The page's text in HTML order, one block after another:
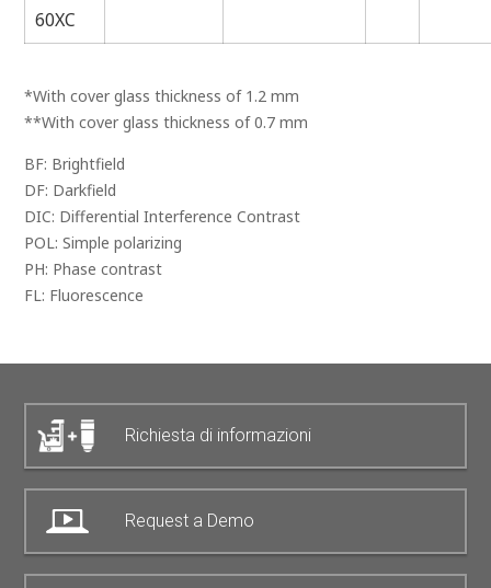
60XC
*With cover glass thickness of 1.2 mm
**With cover glass thickness of 0.7 mm
BF: Brightfield
DF: Darkfield
DIC: Differential Interference Contrast
POL: Simple polarizing
PH: Phase contrast
FL: Fluorescence
Richiesta di informazioni
Request a Demo